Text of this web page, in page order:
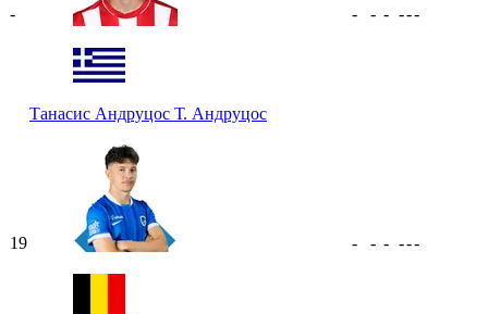
-
Танасис Андруцос Т. Андруцос
- - - ---
19 - - - ---